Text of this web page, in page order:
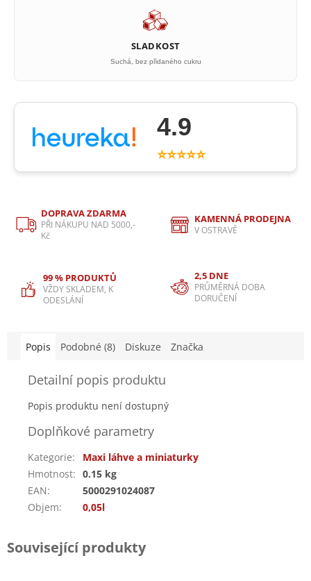
SLADKOST
Suchá, bez přidaného cukru
4.9
⭐⭐⭐⭐⭐
DOPRAVA ZDARMA
PŘI NÁKUPU NAD 5000,-
Kč
KAMENNÁ PRODEJNA
V OSTRAVĚ
99 % PRODUKTŮ
VŽDY SKLADEM, K
ODESLÁNÍ
2,5 DNE
PRŮMĚRNÁ DOBA
DORUČENÍ
Popis Podobné (8) Diskuze Značka
Detailní popis produktu
Popis produktu není dostupný
Doplňkové parametry
Kategorie:
Maxi láhve a miniaturky
Hmotnost: 0.15 kg
EAN:
5000291024087
Objem: 0,05l
Související produkty